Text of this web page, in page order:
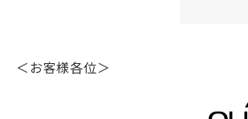
＜お客様各位＞